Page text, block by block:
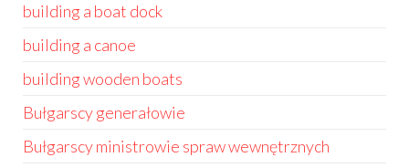
building a boat dock
building a canoe
building wooden boats
Bułgarscy generałowie
Bułgarscy ministrowie spraw wewnętrznych